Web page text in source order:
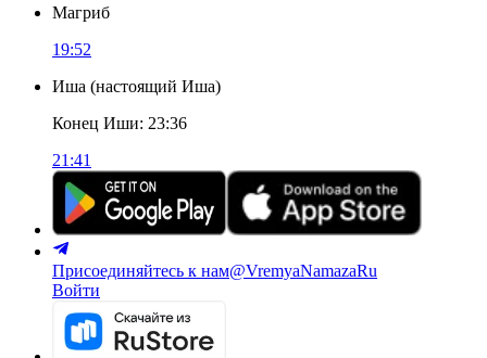
Магриб
19:52
Иша (настоящий Иша)
Конец Иши: 23:36
21:41
Присоединяйтесь к нам@VremyaNamazaRu
Войти